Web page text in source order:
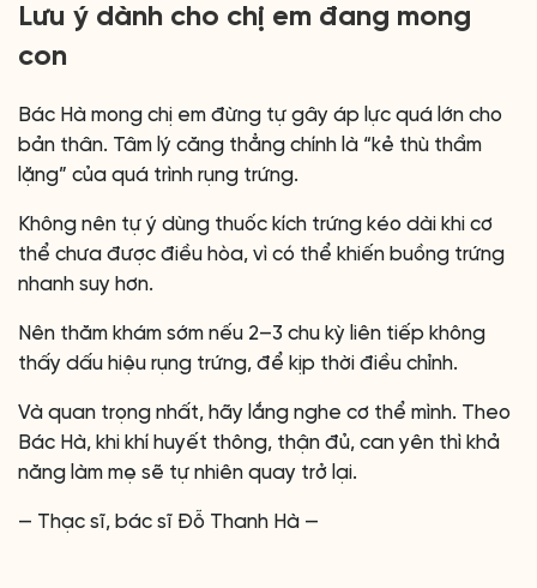
Lưu ý dành cho chị em đang mong
con
Bác Hà mong chị em đừng tự gây áp lực quá lớn cho
bản thân. Tâm lý căng thẳng chính là “kẻ thù thầm
lặng” của quá trình rụng trứng.
Không nên tự ý dùng thuốc kích trứng kéo dài khi cơ
thể chưa được điều hòa, vì có thể khiến buồng trứng
nhanh suy hơn.
Nên thăm khám sớm nếu 2–3 chu kỳ liên tiếp không
thấy dấu hiệu rụng trứng, để kịp thời điều chỉnh.
Và quan trọng nhất, hãy lắng nghe cơ thể mình. Theo
Bác Hà, khi khí huyết thông, thận đủ, can yên thì khả
năng làm mẹ sẽ tự nhiên quay trở lại.
— Thạc sĩ, bác sĩ Đỗ Thanh Hà —